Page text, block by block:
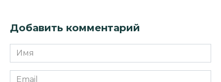
Добавить комментарий
Имя
*
Email